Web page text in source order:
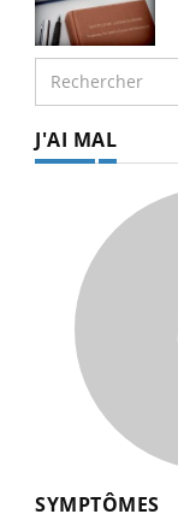
J'AI MAL
SYMPTÔMES